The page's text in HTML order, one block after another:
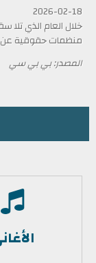
2026-02-18
خلال العام الذي
منظمات حقوقية عن
المصدر: بي بي سي